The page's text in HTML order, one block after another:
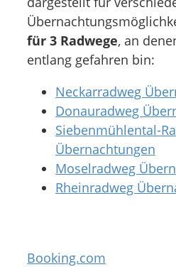
für 3 Radwege, an
entlang gefahren bin:
Neckarradweg
Donauradweg
Siebenmühlental-
Übernachtungen
Moselradweg
Rheinradweg
Booking.com